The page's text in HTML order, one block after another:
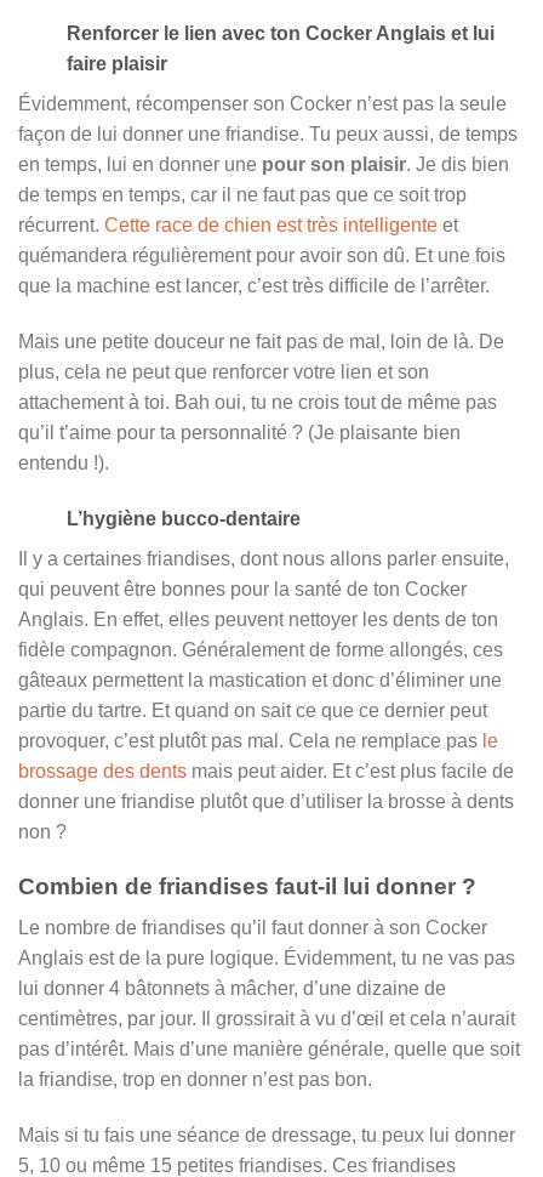
Renforcer le lien avec ton Cocker Anglais et lui
faire plaisir
Évidemment, récompenser son Cocker n’est pas la seule
façon de lui donner une friandise. Tu peux aussi, de temps
en temps, lui en donner une pour son plaisir. Je dis bien
de temps en temps, car il ne faut pas que ce soit trop
récurrent. Cette race de chien est très intelligente et
quémandera régulièrement pour avoir son dû. Et une fois
que la machine est lancer, c’est très difficile de l’arrêter.
Mais une petite douceur ne fait pas de mal, loin de là. De
plus, cela ne peut que renforcer votre lien et son
attachement à toi. Bah oui, tu ne crois tout de même pas
qu’il t’aime pour ta personnalité ? (Je plaisante bien
entendu !).
L’hygiène bucco-dentaire
Il y a certaines friandises, dont nous allons parler ensuite,
qui peuvent être bonnes pour la santé de ton Cocker
Anglais. En effet, elles peuvent nettoyer les dents de ton
fidèle compagnon. Généralement de forme allongés, ces
gâteaux permettent la mastication et donc d’éliminer une
partie du tartre. Et quand on sait ce que ce dernier peut
provoquer, c’est plutôt pas mal. Cela ne remplace pas le
brossage des dents mais peut aider. Et c’est plus facile de
donner une friandise plutôt que d’utiliser la brosse à dents
non ?
Combien de friandises faut-il lui donner ?
Le nombre de friandises qu’il faut donner à son Cocker
Anglais est de la pure logique. Évidemment, tu ne vas pas
lui donner 4 bâtonnets à mâcher, d’une dizaine de
centimètres, par jour. Il grossirait à vu d’œil et cela n’aurait
pas d’intérêt. Mais d’une manière générale, quelle que soit
la friandise, trop en donner n’est pas bon.
Mais si tu fais une séance de dressage, tu peux lui donner
5, 10 ou même 15 petites friandises. Ces friandises